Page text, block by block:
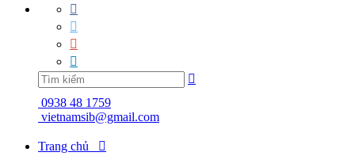





0938 48 1759
vietnamsib@gmail.com
Trang chủ
